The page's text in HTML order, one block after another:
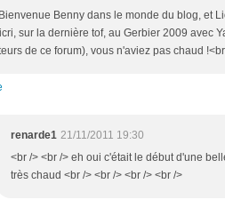
Benny dans le monde du blog, et
sur la dernière tof, au Gerbier 2009 avec
de ce forum), vous n'aviez pas chaud
renarde1 21/11/2011 19:30
<br /> <br /> eh oui c'était le début d'une
très chaud <br /> <br /> <br /> <br />